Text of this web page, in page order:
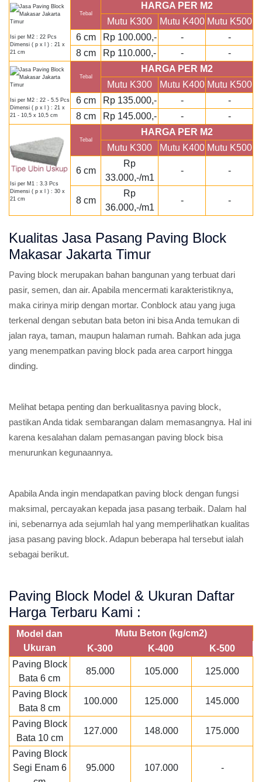
Isi per M2 : 22 Pcs
Dimensi ( p x l ) : 21 x
21 cm
Tebal
HARGA PER M2
Mutu K300
Mutu K400 Mutu K500
6 cm
Rp 100.000,- -
-
8 cm
Rp 110.000,- - -
Isi per M2 : 22 - 5.5 Pcs
Dimensi ( p x l ) : 21 x
21 - 10,5 x 10,5 cm
Tebal
HARGA PER M2
Mutu K300
Mutu K400 Mutu K500
6 cm
Rp 135.000,- -
-
8 cm
Rp 145.000,- - -
Isi per M1 : 3.3 Pcs
Dimensi ( p x l ) : 30 x
21 cm
Tebal
HARGA PER M2
Mutu K300
Mutu K400 Mutu K500
6 cm
Rp
33.000,-/m1
- -
8 cm
Rp
36.000,-/m1
- -
Kualitas Jasa Pasang Paving Block
Makasar Jakarta Timur
Paving block merupakan bahan bangunan yang terbuat dari
pasir, semen, dan air. Apabila mencermati karakteristiknya,
maka cirinya mirip dengan mortar. Conblock atau yang juga
terkenal dengan sebutan bata beton ini bisa Anda temukan di
jalan raya, taman, maupun halaman rumah. Bahkan ada juga
yang menempatkan paving block pada area carport hingga
dinding.
Melihat betapa penting dan berkualitasnya paving block,
pastikan Anda tidak sembarangan dalam memasangnya. Hal ini
karena kesalahan dalam pemasangan paving block bisa
menurunkan kegunaannya.
Apabila Anda ingin mendapatkan paving block dengan fungsi
maksimal, percayakan kepada jasa pasang terbaik. Dalam hal
ini, sebenarnya ada sejumlah hal yang memperlihatkan kualitas
jasa pasang paving block. Adapun beberapa hal tersebut ialah
sebagai berikut.
Paving Block Model & Ukuran Daftar
Harga Terbaru Kami :
Model dan
Ukuran
Mutu Beton (kg/cm2)
K-300
K-400
K-500
Paving Block
Bata 6 cm
85.000 105.000 125.000
Paving Block
Bata 8 cm
100.000 125.000 145.000
Paving Block
Bata 10 cm
127.000 148.000 175.000
Paving Block
Segi Enam 6
95.000 107.000 -